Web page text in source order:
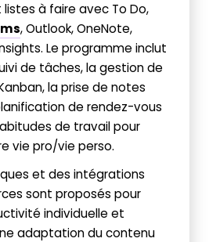
à faire avec To Do,
, Outlook, OneNote,
Le programme inclut
de tâches, la gestion de
la prise de notes
de rendez-vous
de travail pour
vie pro/vie perso.
et des intégrations
sont proposés pour
individuelle et
adaptation du contenu